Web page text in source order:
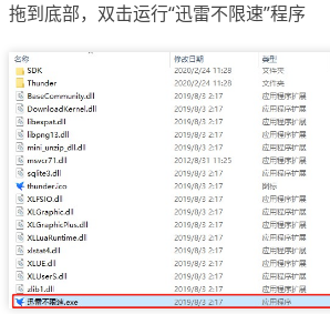
拖到底部，双击运行“迅雷不限速”程序